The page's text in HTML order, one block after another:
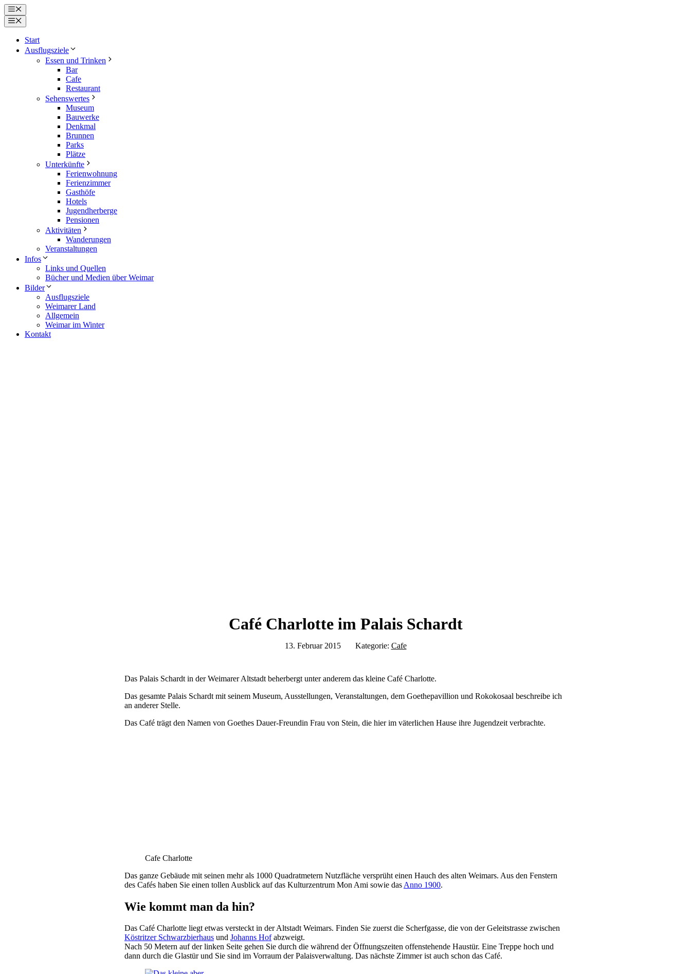
Zum
Inhalt
springen
Menü
Menü
Start
Ausflugsziele
Essen und Trinken
Bar
Cafe
Restaurant
Sehenswertes
Museum
Bauwerke
Denkmal
Brunnen
Parks
Plätze
Unterkünfte
Ferienwohnung
Ferienzimmer
Gasthöfe
Hotels
Jugendherberge
Pensionen
Aktivitäten
Wanderungen
Veranstaltungen
Infos
Links und Quellen
Bücher und Medien über Weimar
Bilder
Ausflugsziele
Weimarer Land
Allgemein
Weimar im Winter
Kontakt
Café Charlotte im Palais Schardt
13. Februar 2015 Kategorie: Cafe
Das Palais Schardt in der Weimarer Altstadt beherbergt unter anderem das kleine Café Charlotte.
Das gesamte Palais Schardt mit seinem Museum, Ausstellungen, Veranstaltungen, dem Goethepavillion und Rokokosaal beschreibe ich
an anderer Stelle.
Das Café trägt den Namen von Goethes Dauer-Freundin Frau von Stein, die hier im väterlichen Hause ihre Jugendzeit verbrachte.
Cafe Charlotte
Das ganze Gebäude mit seinen mehr als 1000 Quadratmetern Nutzfläche versprüht einen Hauch des alten Weimars. Aus den Fenstern
des Cafés haben Sie einen tollen Ausblick auf das Kulturzentrum Mon Ami sowie das Anno 1900.
Wie kommt man da hin?
Das Café Charlotte liegt etwas versteckt in der Altstadt Weimars. Finden Sie zuerst die Scherfgasse, die von der Geleitstrasse zwischen
Köstritzer Schwarzbierhaus und Johanns Hofabzweigt.
Nach 50 Metern auf der linken Seite gehen Sie durch die während der Öffnungszeiten offenstehende Haustür. Eine Treppe hoch und
dann durch die Glastür und Sie sind im Vorraum der Palaisverwaltung. Das nächste Zimmer ist auch schon das Café.